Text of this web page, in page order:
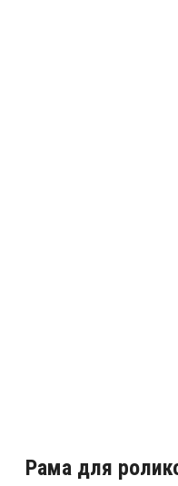
Рама для